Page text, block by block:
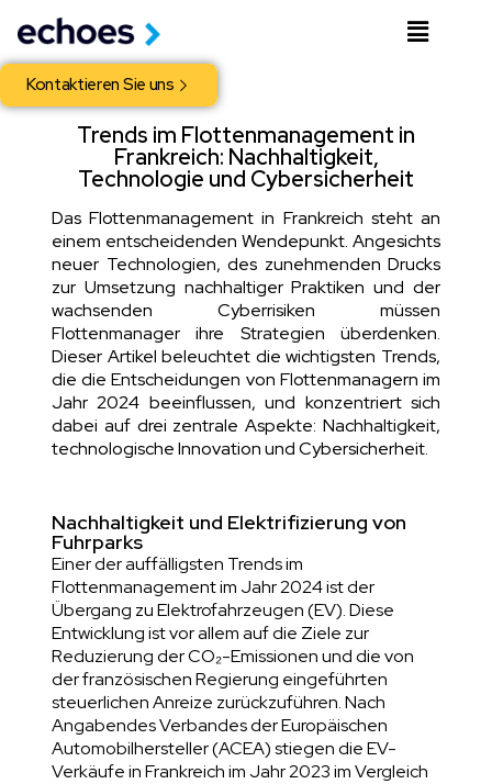
Kontaktieren Sie uns
Trends im Flottenmanagement in
Frankreich: Nachhaltigkeit,
Technologie und Cybersicherheit
Das Flottenmanagement in Frankreich steht an
einem entscheidenden Wendepunkt. Angesichts
neuer Technologien, des zunehmenden Drucks
zur Umsetzung nachhaltiger Praktiken und der
wachsenden Cyberrisiken müssen
Flottenmanager ihre Strategien überdenken.
Dieser Artikel beleuchtet die wichtigsten Trends,
die die Entscheidungen von Flottenmanagern im
Jahr 2024 beeinflussen, und konzentriert sich
dabei auf drei zentrale Aspekte: Nachhaltigkeit,
technologische Innovation und Cybersicherheit.
Nachhaltigkeit und Elektrifizierung von
Fuhrparks
Einer der auffälligsten Trends im
Flottenmanagement im Jahr 2024 ist der
Übergang zu Elektrofahrzeugen (EV). Diese
Entwicklung ist vor allem auf die Ziele zur
Reduzierung der CO₂-Emissionen und die von
der französischen Regierung eingeführten
steuerlichen Anreize zurückzuführen. Nach
Angabendes Verbandes der Europäischen
Automobilhersteller (ACEA)stiegen die EV-
Verkäufe in Frankreich im Jahr 2023 im Vergleich